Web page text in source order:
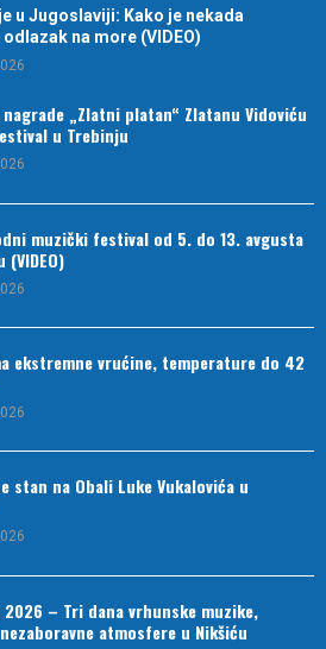
u Jugoslaviji: Kako je nekada
na more (VIDEO)
„Zlatni platan“ Zlatanu Vidoviću
u Trebinju
muzički festival od 5. do 13. avgusta
ekstremne vrućine, temperature do 42
stan na Obali Luke Vukalovića u
2026 – Tri dana vrhunske muzike,
atmosfere u Nikšiću